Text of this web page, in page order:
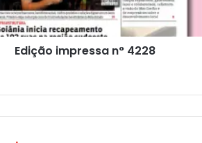
Edição impressa n° 4228